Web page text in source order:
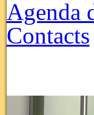
Agenda
Contacts